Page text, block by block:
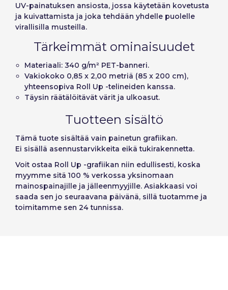
Palauta salasana
Norway
UV‑painatuksen ansiosta, jossa käytetään kovetusta
ja kuivattamista ja joka tehdään yhdelle puolelle
virallisilla musteilla.
Tärkeimmät ominaisuudet
Materiaali: 340 g/m² PET‑banneri.
Vakiokoko 0,85 x 2,00 metriä (85 x 200 cm),
yhteensopiva Roll Up ‑telineiden kanssa.
Täysin räätälöitävät värit ja ulkoasut.
Tuotteen sisältö
Tämä tuote sisältää vain painetun grafiikan.
Ei sisällä asennustarvikkeita eikä tukirakennetta.
Voit ostaa Roll Up ‑grafiikan niin edullisesti, koska
myymme sitä 100 % verkossa yksinomaan
mainospainajille ja jälleenmyyjille. Asiakkaasi voi
saada sen jo seuraavana päivänä, sillä tuotamme ja
toimitamme sen 24 tunnissa.